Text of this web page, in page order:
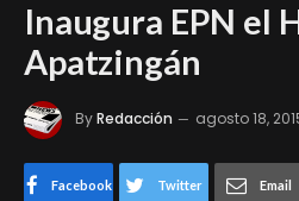
Inaugura EPN el
Apatzingán
ByRedacción agosto 18,
Facebook Twitter Email